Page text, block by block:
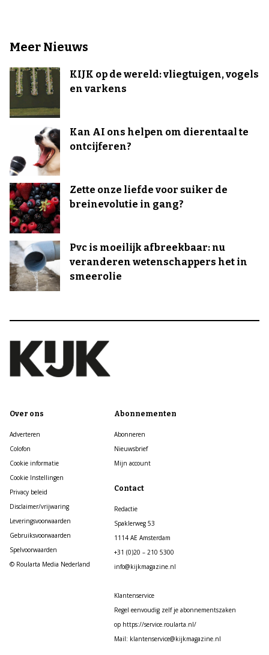
Meer Nieuws
KIJK op de wereld: vliegtuigen, vogels
en varkens
Kan AI ons helpen om dierentaal te
ontcijferen?
Zette onze liefde voor suiker de
breinevolutie in gang?
Pvc is moeilijk afbreekbaar: nu
veranderen wetenschappers het in
smeerolie
Over ons
Adverteren
Colofon
Cookie informatie
Cookie Instellingen
Privacy beleid
Disclaimer/vrijwaring
Leveringsvoorwaarden
Gebruiksvoorwaarden
Spelvoorwaarden
© Roularta Media Nederland
Abonnementen
Abonneren
Nieuwsbrief
Mijn account
Contact
Redactie
Spaklerweg 53
1114 AE Amsterdam
+31 (0)20 – 210 5300
info@kijkmagazine.nl
Klantenservice
Regel eenvoudig zelf je abonnementszaken
op https://service.roularta.nl/
Mail: klantenservice@kijkmagazine.nl